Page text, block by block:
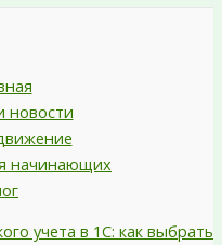
новости
начинающих
учета в 1С: как выбрать